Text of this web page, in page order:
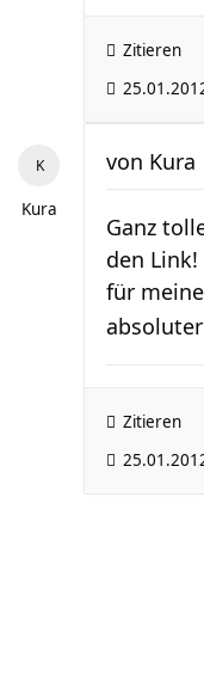
Zitieren
Kura
von Kura
Ganz
den
für
Zitieren